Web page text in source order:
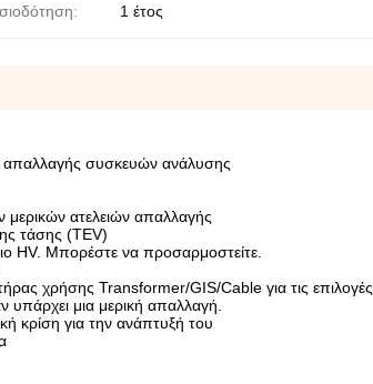
1 έτος
απαλλαγής συσκευών ανάλυσης
ατελειών απαλλαγής
τάσης (TEV)
HV. Μπορέστε να προσαρμοστείτε.
χρήσης Transformer/GIS/Cable για τις επιλογές
υπάρχει μια μερική απαλλαγή.
κρίση για την ανάπτυξή του